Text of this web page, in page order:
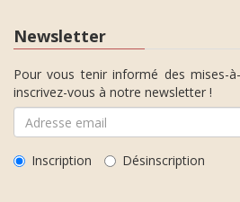
Newsletter
Pour vous tenir informé des mises-
inscrivez-vous à notre newsletter !
Inscription Désinscription